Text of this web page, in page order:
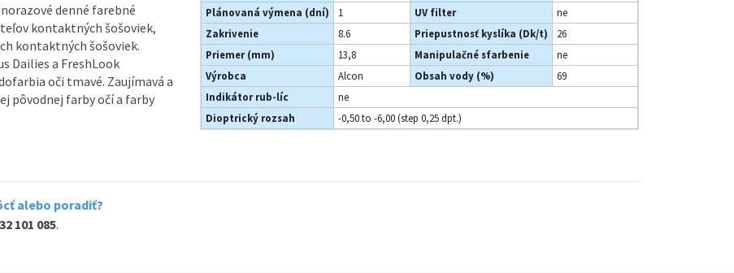
denné farebné
kontaktných šošoviek,
kontaktných šošoviek.
Dailies a FreshLook
oči tmavé. Zaujímavá a
pôvodnej farby očí a farby
Plánovaná výmena (dní)
1 UV filter
ne
Zakrivenie
8.6 Priepustnosť kyslíka (Dk/t)
26
Priemer (mm)
13,8 Manipulačné sfarbenie
ne
Výrobca
Alcon Obsah vody (%)
69
Indikátor rub-líc
ne
Dioptrický rozsah
-0,50 to -6,00 (step 0,25 dpt.)
alebo poradiť?
101 085.